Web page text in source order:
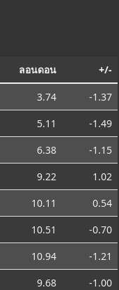
ลอนดอน +/-
3.74
-1.37
5.11
-1.49
6.38
-1.15
9.22
1.02
10.11
0.54
10.51
-0.70
10.94
-1.21
9.68
-1.00